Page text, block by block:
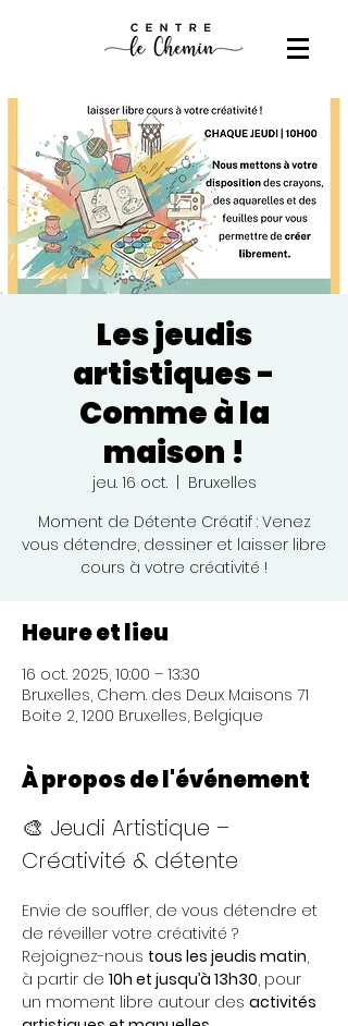
Les jeudis
artistiques -
Comme à la
maison !
jeu. 16 oct.
  |
Bruxelles
Moment de Détente Créatif : Venez
vous détendre, dessiner et laisser libre
cours à votre créativité !
Heure et lieu
16 oct. 2025, 10:00 – 13:30
Bruxelles, Chem. des Deux Maisons 71
Boite 2, 1200 Bruxelles, Belgique
À propos de l'événement
🎨 Jeudi Artistique –
Créativité & détente
Envie de souffler, de vous détendre et
de réveiller votre créativité ?
Rejoignez-nous tous les jeudis matin,
à partir de 10h et jusqu’à 13h30, pour
un moment libre autour des activités